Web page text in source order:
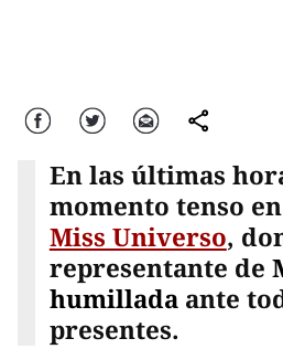
Facebook Twitter Correo comparte
En las últimas
momento tenso
Miss Universo,
representante de
humilladaante
presentes.